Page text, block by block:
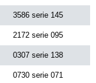
3586 serie 145
2172 serie 095
0307 serie 138
0730 serie 071